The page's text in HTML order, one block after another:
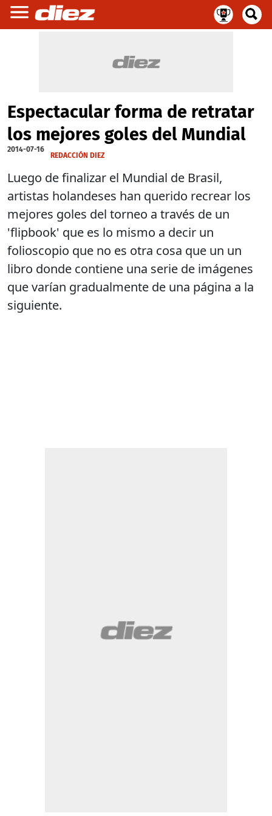
Espectacular forma de retratar
los mejores goles del Mundial
2014-07-16
REDACCIÓN DIEZ
Luego de finalizar el Mundial de Brasil,
artistas holandeses han querido recrear los
mejores goles del torneo a través de un
'flipbook' que es lo mismo a decir un
folioscopio que no es otra cosa que un un
libro donde contiene una serie de imágenes
que varían gradualmente de una página a la
siguiente.